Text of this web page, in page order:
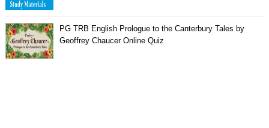
PG TRB English Prologue to the Canterbury Tales by
Geoffrey Chaucer Online Quiz